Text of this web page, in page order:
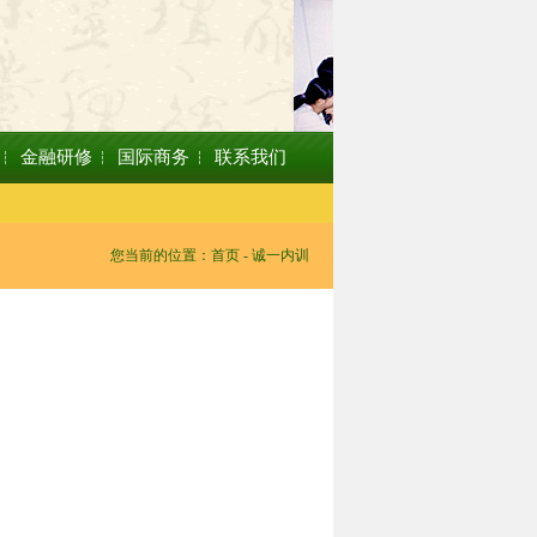
金融研修 国际商务 联系我们
您当前的位置： 首页- 诚一内训